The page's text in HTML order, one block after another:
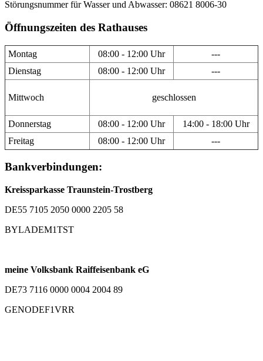
Störungsnummer für Wasser und Abwasser: 08621 8006-30
Öffnungszeiten des Rathauses
Montag 08:00 - 12:00 Uhr
---
Dienstag
08:00 - 12:00 Uhr ---
Mittwoch geschlossen
Donnerstag 08:00 - 12:00 Uhr
14:00 - 18:00 Uhr
Freitag
08:00 - 12:00 Uhr ---
Bankverbindungen:
Kreissparkasse Traunstein-Trostberg
DE55 7105 2050 0000 2205 58
BYLADEM1TST
meine Volksbank Raiffeisenbank eG
DE73 7116 0000 0004 2004 89
GENODEF1VRR